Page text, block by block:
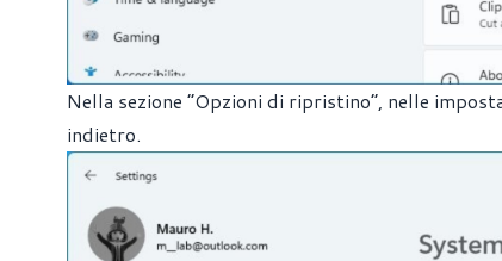
Nella sezione “Opzioni di ripristino”, nelle
indietro.